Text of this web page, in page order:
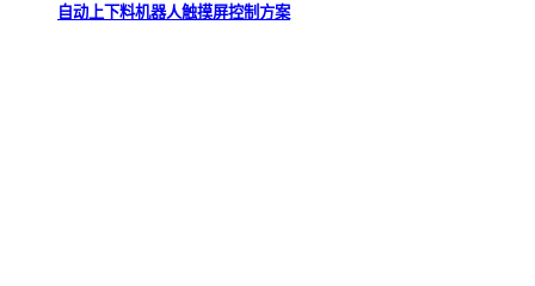
自动上下料机器人触摸屏控制方案